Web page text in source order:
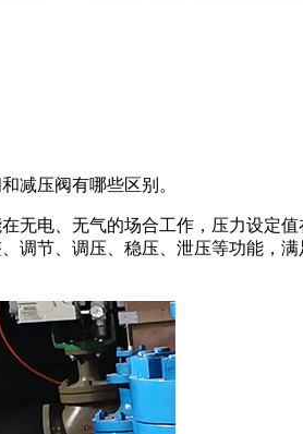
减压阀有哪些区别。
无电、无气的场合工作，压力设定
调节、调压、稳压、泄压等功能，